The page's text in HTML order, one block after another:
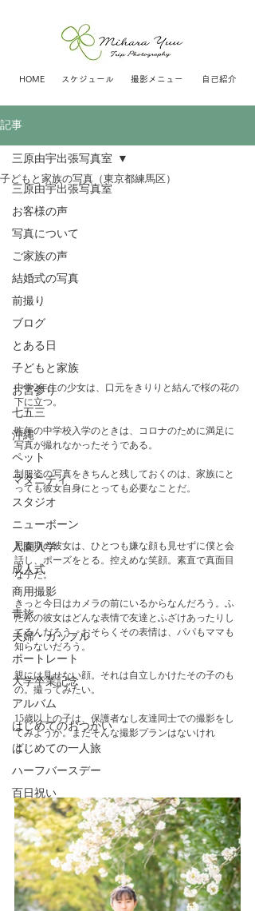
HOME スケジュール 撮影メニュー 自己紹介
記事
三原由宇出張写真室
お客様の声
写真について
ご家族の声
結婚式の写真
前撮り
ブログ
とある日
子どもと家族
お宮参り
七五三
沖縄
ペット
マタニティ
スタジオ
ニューボーン
入園入学
成人式
商用撮影
青旅
夫婦・カップル
ポートレート
大学卒業記念
アルバム
はじめてのおつかい
はじめての一人旅
ハーフバースデー
百日祝い
三原由宇出張写真室
子どもと家族の写真（東京都練馬区）
中学2年生の少女は、口元をきりりと結んで桜の花の
下に立つ。
昨年の中学校入学のときは、コロナのために満足に
写真が撮れなかったそうである。
制服姿の写真をきちんと残しておくのは、家族にと
っても彼女自身にとっても必要なことだ。
思春期の彼女は、ひとつも嫌な顔も見せずに僕と会
話し、ポーズをとる。控えめな笑顔。素直で真面目
な子だ。
きっと今日はカメラの前にいるからなんだろう。ふ
だんの彼女はどんな表情で友達とふざけあったりし
てるんだろう。おそらくその表情は、パパもママも
知らないだろう。
親には見せない顔。それは自立しかけたその子のも
の。撮ってみたい。
15歳以上の子は、保護者なし友達同士での撮影をし
てみようか。まだそんな撮影プランはないけれ
ど。